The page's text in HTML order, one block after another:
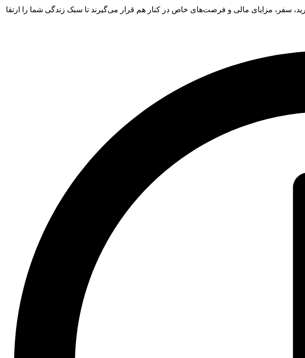
مزایای مالی و فرصت‌های خاص در کنار هم قرار می‌گیرند تا سبک زندگی شما را ارتقا